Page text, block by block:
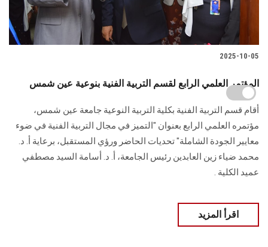
2025-10-05
المؤتمر العلمي الرابع لقسم التربية الفنية بنوعية عين شمس
أقام قسم التربية الفنية بكلية التربية النوعية جامعة عين شمس،
مؤتمره العلمي الرابع بعنوان "التميز في مجال التربية الفنية في ضوء
معايير الجودة الشاملة" تحديات الحاضر ورؤي المستقبل، برعاية أ. د.
محمد ضياء زين العابدين رئيس الجامعة، أ. د. أسامة السيد مصطفي
عميد الكلية .
اقرأ المزيد